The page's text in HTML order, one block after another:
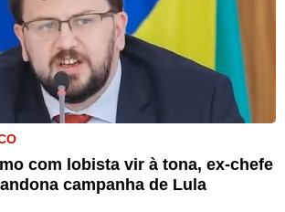
com lobista vir à tona, ex-chefe
campanha de Lula